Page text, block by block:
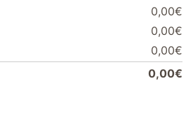
0,00€
0,00€
0,00€
0,00€